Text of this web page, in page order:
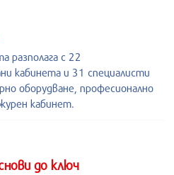
разполага с 22
кабинета и 31 специалисти
оборудване, професионално
кабинет.
до ключ